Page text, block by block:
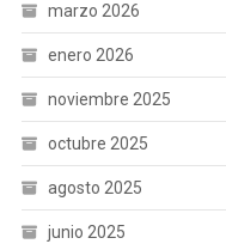
marzo 2026
enero 2026
noviembre 2025
octubre 2025
agosto 2025
junio 2025